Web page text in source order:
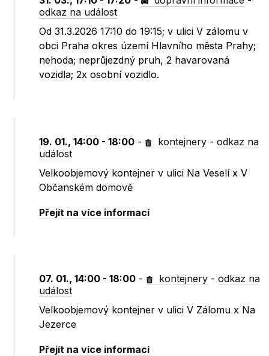
odkaz na událost
Od 31.3.2026 17:10 do 19:15; v ulici V zálomu v
obci Praha okres území Hlavního města Prahy;
nehoda; neprůjezdný pruh, 2 havarovaná
vozidla; 2x osobní vozidlo.
19. 01., 14:00 - 18:00 - kontejnery -odkaz na
událost
Velkoobjemový kontejner v ulici Na Veselí x V
Občanském domově
Přejít na více informací
07. 01., 14:00 - 18:00 - kontejnery -odkaz na
událost
Velkoobjemový kontejner v ulici V Zálomu x Na
Jezerce
Přejít na více informací